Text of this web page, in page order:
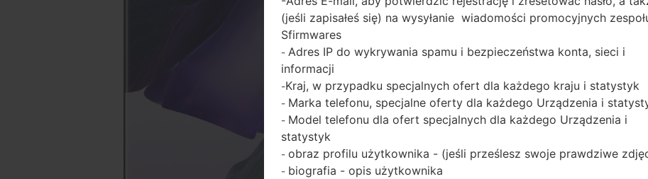
EMIRATES. Produkt jest dostarczany z wersją
N986BOXM3DUH2, wersja MODEM
oprogramowania układowego to Android R 11.
NAZWA PLIKU
SM-N986B_1_2021080608093
6_02u4o8o092_fac
A
ROZMIAR PLIKU
(jeśli zapisałeś się) na wysyłanie wiadomości promocyjnych
Sfirmwares
- Adres IP do wykrywania spamu i bezpieczeństwa konta, sieci i
informacji
-Kraj, w przypadku specjalnych ofert dla każdego kraju i statystyk
- Marka telefonu, specjalne oferty dla każdego Urządzenia i
- Model telefonu dla ofert specjalnych dla każdego Urządzenia i
statystyk
- obraz profilu użytkownika - (jeśli prześlesz swoje prawdziwe
- biografia - opis użytkownika